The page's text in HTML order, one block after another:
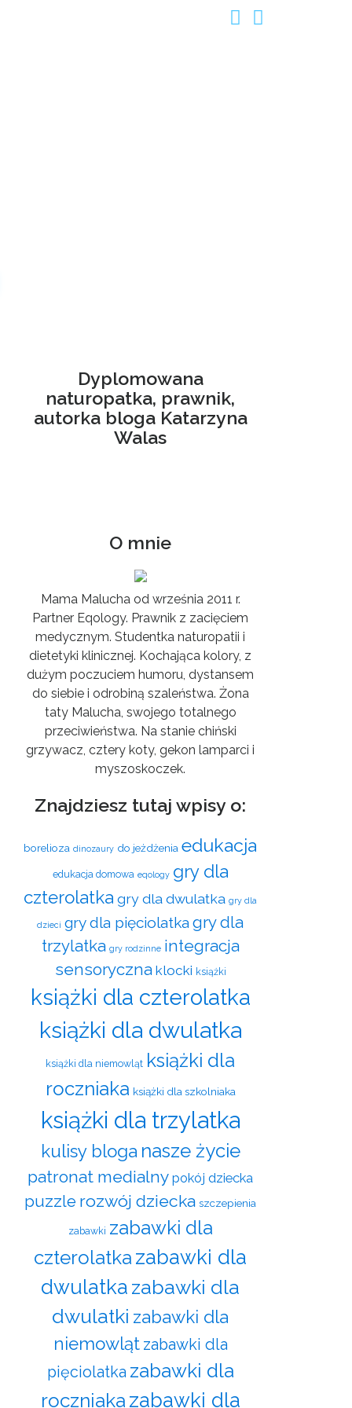
Dyplomowana
naturopatka, prawnik,
autorka bloga Katarzyna
Walas
O mnie
Mama Malucha od września 2011 r.
Partner Eqology. Prawnik z zacięciem
medycznym. Studentka naturopatii i
dietetyki klinicznej. Kochająca kolory, z
dużym poczuciem humoru, dystansem
do siebie i odrobiną szaleństwa. Żona
taty Malucha, swojego totalnego
przeciwieństwa. Na stanie chiński
grzywacz, cztery koty, gekon lamparci i
myszoskoczek.
Znajdziesz tutaj wpisy o:
borelioza dinozaury do jeżdżenia edukacja
edukacja domowa eqology gry dla
czterolatka gry dla dwulatka gry dla
dzieci gry dla pięciolatka gry dla
trzylatka gry rodzinne integracja
sensoryczna klocki książki
książki dla czterolatka
książki dla dwulatka
książki dla niemowląt książki dla
roczniaka książki dla szkolniaka
książki dla trzylatka
kulisy bloga nasze życie
patronat medialny pokój dziecka
puzzle rozwój dziecka szczepienia
zabawki zabawki dla
czterolatka zabawki dla
dwulatka zabawki dla
dwulatki zabawki dla
niemowląt zabawki dla
pięciolatka zabawki dla
roczniaka zabawki dla